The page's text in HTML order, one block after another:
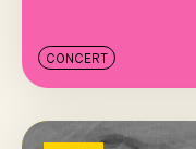
CONCERT